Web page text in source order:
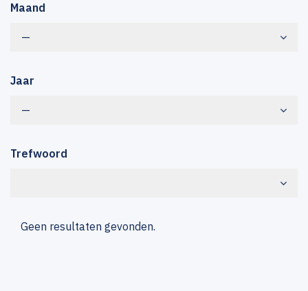
Maand
—
Jaar
—
Trefwoord
Geen resultaten gevonden.